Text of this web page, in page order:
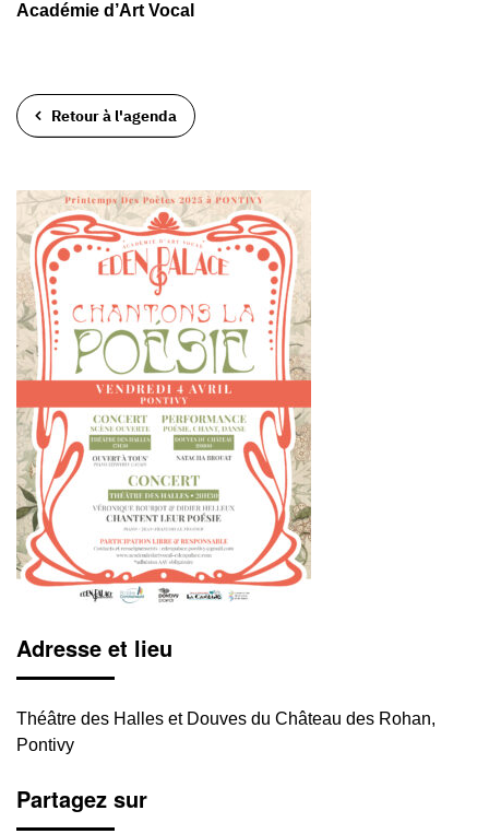
Académie d’Art Vocal
Retour à l'agenda
Adresse et lieu
Théâtre des Halles et Douves du Château des Rohan,
Pontivy
Partagez sur